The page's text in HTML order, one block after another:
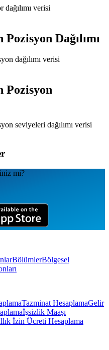
dağılımı verisi
Pozisyon Dağılımı
dağılımı verisi
Pozisyon
seviyeleri dağılımı verisi
mi?
BölümlerBölgesel
Tazminat HesaplamaGelir
İşsizlik Maaşı
İzin Ücreti Hesaplama